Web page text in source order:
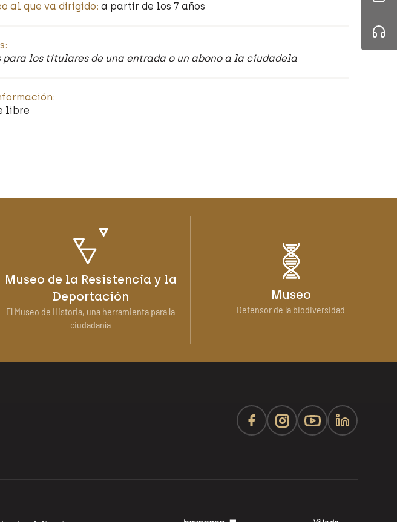
al que va dirigido: a partir de los 7 años
para los titulares de una entrada o un abono a la ciudadela
libre
Museo de la Resistencia y la
Deportación
El Museo de Historia, una herramienta para la
ciudadanía
Museo
Defensor de la biodiversidad